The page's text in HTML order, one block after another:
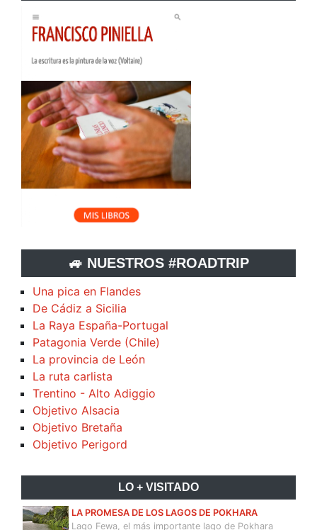
🚙 NUESTROS #ROADTRIP
Una pica en Flandes
De Cádiz a Sicilia
La Raya España-Portugal
Patagonia Verde (Chile)
La provincia de León
La ruta carlista
Trentino - Alto Adiggio
Objetivo Alsacia
Objetivo Bretaña
Objetivo Perigord
LO + VISITADO
LA PROMESA DE LOS LAGOS DE POKHARA
Lago Fewa, el más importante lago de Pokhara